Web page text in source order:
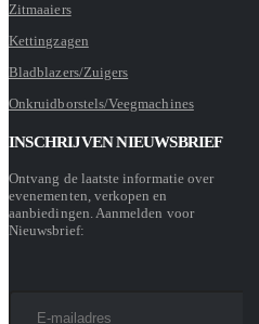
Zitmaaiers
Kettingzagen
Bladblazers/Zuigers
Onkruidborstels/Veegmachines
INSCHRIJVEN NIEUWSBRIEF
Ontvang de laatste informatie over
evenementen, verkopen en
aanbiedingen. Aanmelden voor
Nieuwsbrief: